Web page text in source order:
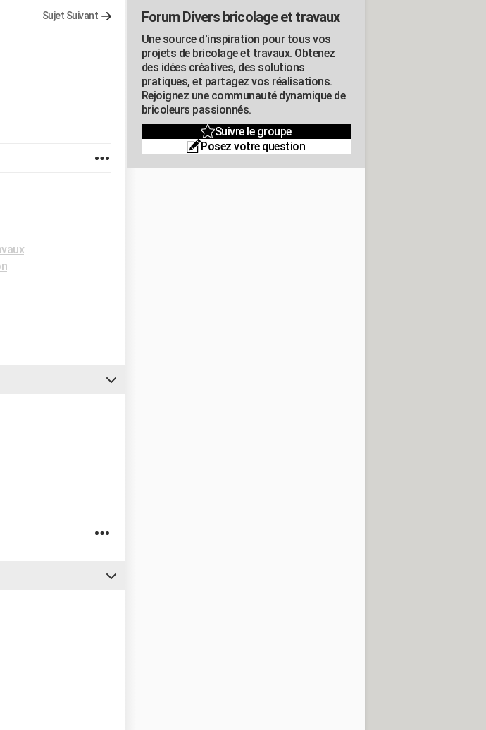
Sujet Suivant Forum Divers bricolage et travaux
Une source d'inspiration pour tous vos
projets de bricolage et travaux. Obtenez
des idées créatives, des solutions
pratiques, et partagez vos réalisations.
Rejoignez une communauté dynamique de
bricoleurs passionnés.
Suivre le groupe
Posez votre question